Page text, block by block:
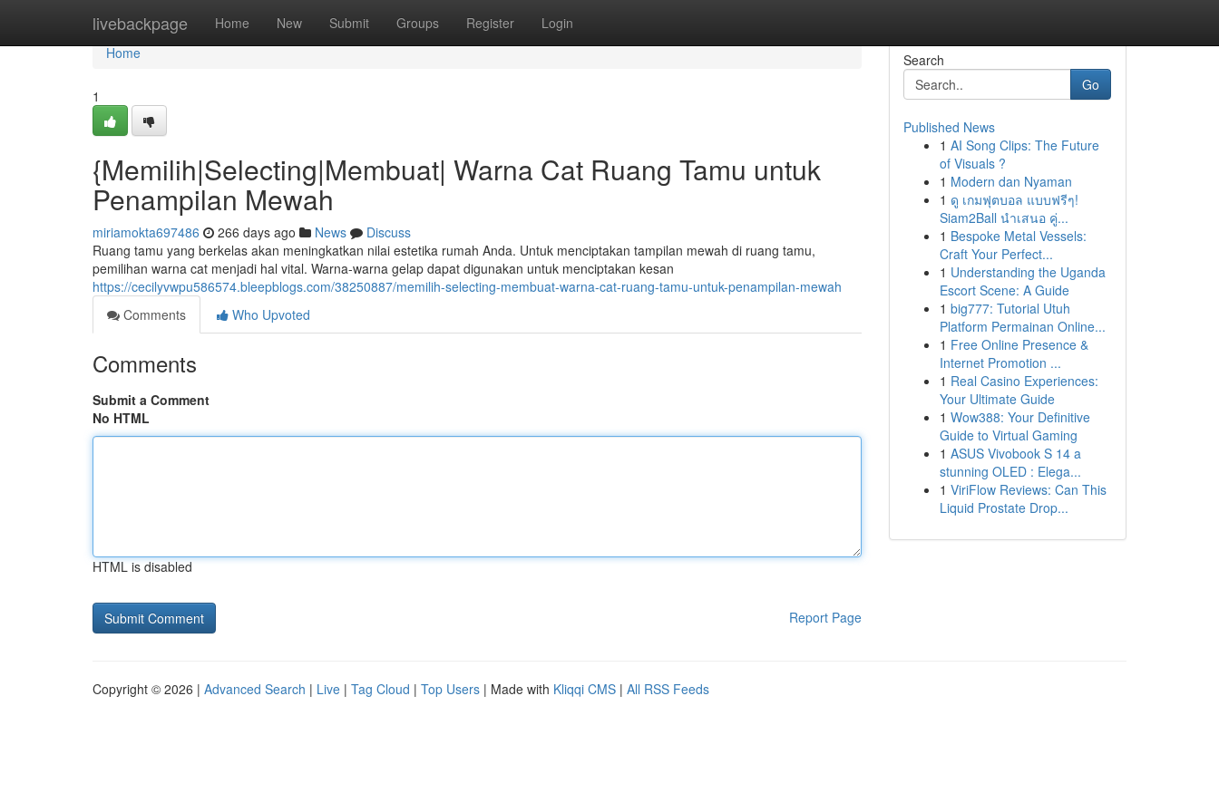
livebackpage Home New Submit Groups Register Login
Home
Home
1
{Memilih|Selecting|Membuat| Warna Cat Ruang Tamu untuk
Penampilan Mewah
miriamokta697486 266 days ago News
Discuss
Ruang tamu yang berkelas akan meningkatkan nilai estetika rumah Anda. Untuk menciptakan tampilan mewah di ruang tamu,
pemilihan warna cat menjadi hal vital. Warna-warna gelap dapat digunakan untuk menciptakan kesan
https://cecilyvwpu586574.bleepblogs.com/38250887/memilih-selecting-membuat-warna-cat-ruang-tamu-untuk-penampilan-mewah
Comments
Who Upvoted
Comments
Submit a Comment
No HTML
HTML is disabled
Report Page
Search
Go
Published News
1 AI Song Clips: The Future
of Visuals ?
1 Modern dan Nyaman
1 ดู เกมฟุตบอล แบบฟรีๆ!
Siam2Ball นำเสนอ คู่...
1 Bespoke Metal Vessels:
Craft Your Perfect...
1 Understanding the Uganda
Escort Scene: A Guide
1 big777: Tutorial Utuh
Platform Permainan Online...
1 Free Online Presence &
Internet Promotion ...
1 Real Casino Experiences:
Your Ultimate Guide
1 Wow388: Your Definitive
Guide to Virtual Gaming
1 ASUS Vivobook S 14 a
stunning OLED : Elega...
1 ViriFlow Reviews: Can This
Liquid Prostate Drop...
Copyright © 2026 | Advanced Search | Live | Tag Cloud | Top Users | Made with Kliqqi CMS | All RSS Feeds